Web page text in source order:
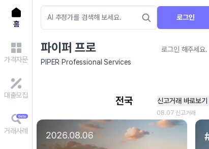
홈
가격자문
대출모집
거래사례
로그인
파이퍼 프로
로그인 해주세요.
PIPER Professional Services